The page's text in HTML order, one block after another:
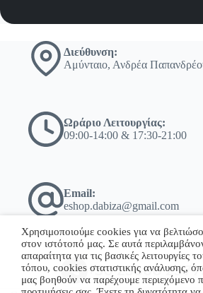
Διεύθυνση:
Αμύνταιο, Ανδρέα
Ωράριο Λειτουργίας:
09:00-14:00 & 17:30-21:00
Email:
eshop.dabiza@gmail.com
+30 23860
Χρησιμοποιούμε cookies για να
στον ιστότοπό μας. Σε αυτά
απαραίτητα για τις βασικές λειτουργίες
τόπου, cookies στατιστικής ανάλυσης,
μας βοηθούν να παρέχουμε περιεχόμενο